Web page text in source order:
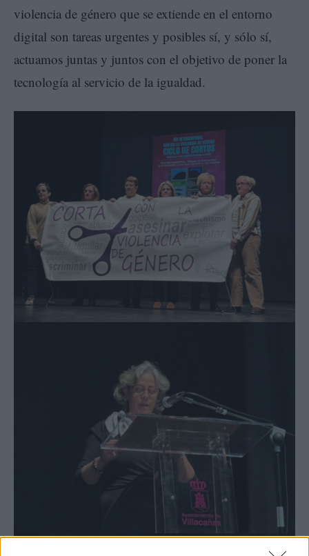
violencia de género que se extiende en el entorno
digital son tareas urgentes y posibles sí, y sólo sí,
actuamos juntas y juntos con el objetivo de poner la
tecnología al servicio de la igualdad.